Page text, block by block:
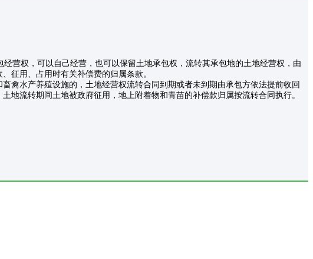
营权，可以自己经营，也可以保留土地承包权，流转其承包地的土地经营权，由
征用、占用时有关补偿费的归属条款。
禽水产养殖设施的，土地经营权流转合同到期或者未到期由承包方依法提前收回
地流转期间土地被政府征用，地上附着物和青苗的补偿款归属按流转合同执行。